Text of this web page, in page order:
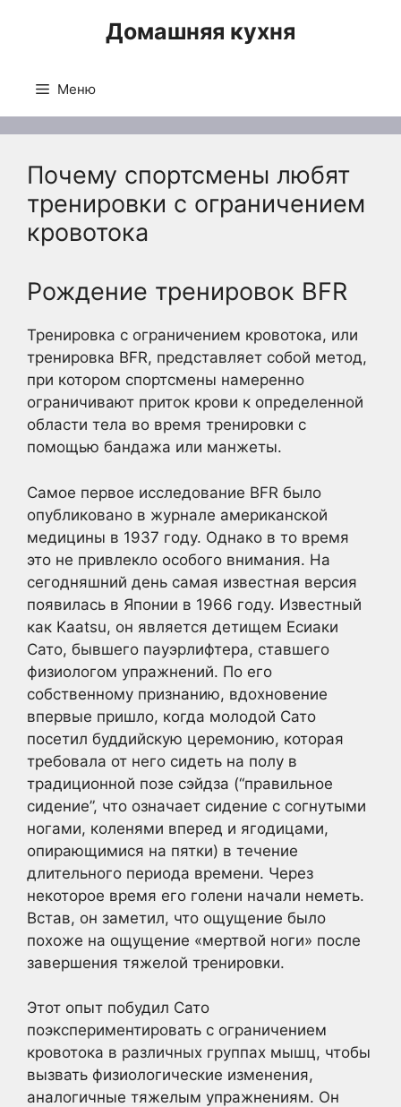
Домашняя кухня
Меню
Почему спортсмены любят
тренировки с ограничением
кровотока
Рождение тренировок BFR
Тренировка с ограничением кровотока, или
тренировка BFR, представляет собой метод,
при котором спортсмены намеренно
ограничивают приток крови к определенной
области тела во время тренировки с
помощью бандажа или манжеты.
Самое первое исследование BFR было
опубликовано в журнале американской
медицины в 1937 году. Однако в то время
это не привлекло особого внимания. На
сегодняшний день самая известная версия
появилась в Японии в 1966 году. Известный
как Kaatsu, он является детищем Есиаки
Сато, бывшего пауэрлифтера, ставшего
физиологом упражнений. По его
собственному признанию, вдохновение
впервые пришло, когда молодой Сато
посетил буддийскую церемонию, которая
требовала от него сидеть на полу в
традиционной позе сэйдза (“правильное
сидение”, что означает сидение с согнутыми
ногами, коленями вперед и ягодицами,
опирающимися на пятки) в течение
длительного периода времени. Через
некоторое время его голени начали неметь.
Встав, он заметил, что ощущение было
похоже на ощущение «мертвой ноги» после
завершения тяжелой тренировки.
Этот опыт побудил Сато
поэкспериментировать с ограничением
кровотока в различных группах мышц, чтобы
вызвать физиологические изменения,
аналогичные тяжелым упражнениям. Он